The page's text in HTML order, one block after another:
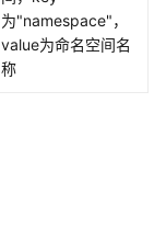
为"namespace"，
value为命名空间名
称